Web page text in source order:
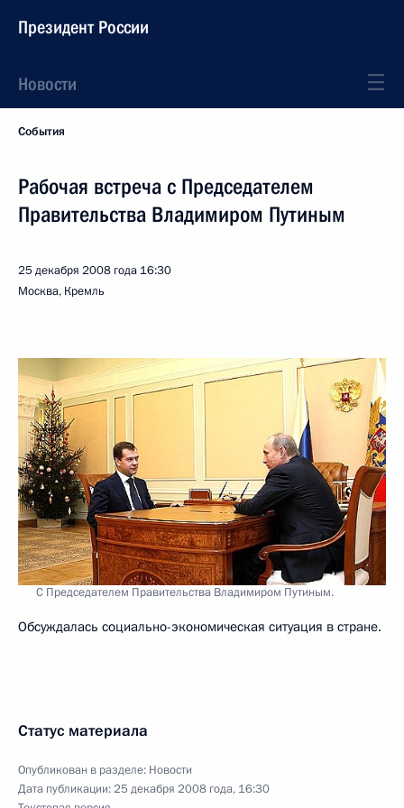
Президент России
Новости
События
Рабочая встреча с Председателем
Правительства Владимиром Путиным
25 декабря 2008 года 16:30
Москва, Кремль
С Председателем Правительства Владимиром Путиным.
Обсуждалась социально-экономическая ситуация в стране.
Статус материала
Опубликован в разделе: Новости
Дата публикации:25 декабря 2008 года, 16:30